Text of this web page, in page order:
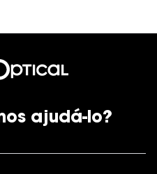
ajudá-lo?